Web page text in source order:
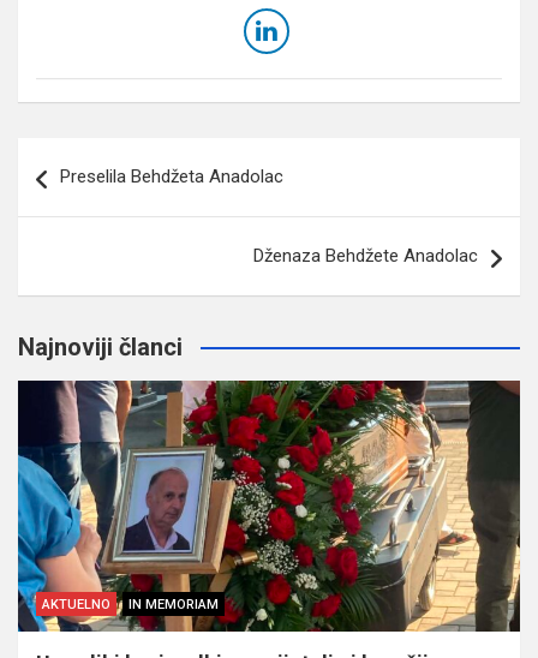
članaka
Preselila Behdžeta Anadolac
Dženaza Behdžete Anadolac
Najnoviji članci
AKTUELNO IN MEMORIAM